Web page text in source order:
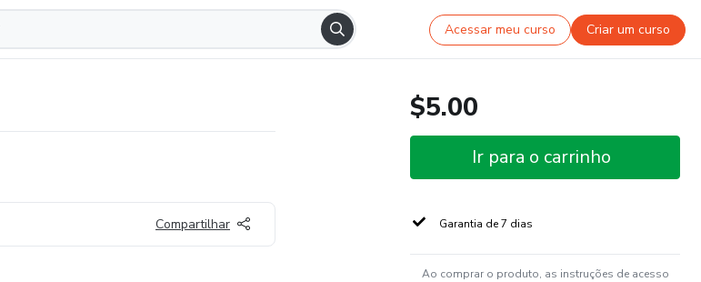
Acessar meu curso Criar um curso
Compartilhar
$5.00
Ir para o carrinho
Garantia de 7 dias
Ao comprar o produto, as instruções de acesso